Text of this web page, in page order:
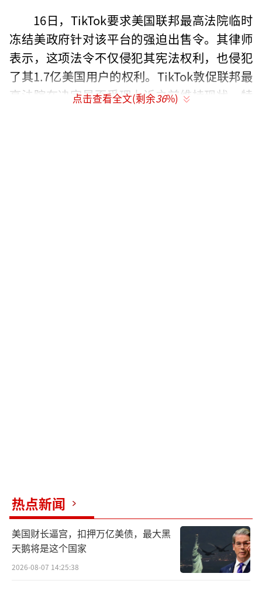
16日，TikTok要求美国联邦最高法院临时
冻结美政府针对该平台的强迫出售令。其律师
表示，这项法令不仅侵犯其宪法权利，也侵犯
了其1.7亿美国用户的权利。TikTok敦促联邦最
高法院在决定是否受理上诉之前维持现状。特
点击查看全文(剩余36%)
热点新闻
美国财长逼宫，扣押万亿美债，最大黑
天鹅将是这个国家
2026-08-07 14:25:38